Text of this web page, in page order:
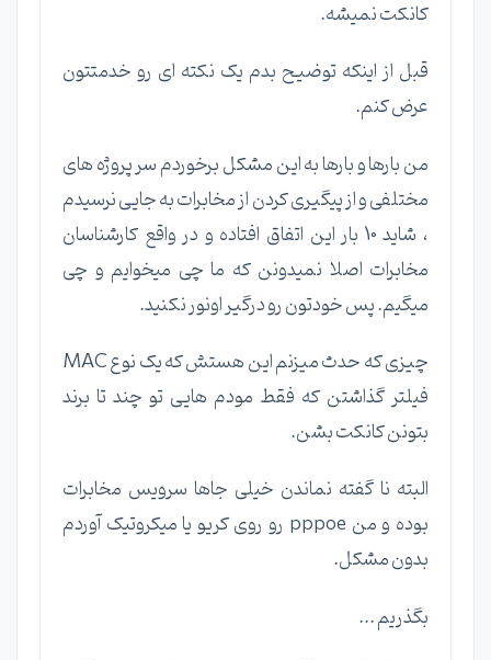
کانکت نمیشه.
قبل از اینکه توضیح بدم یک نکته ای رو خدمتتون
عرض کنم.
من بارها و بارها به این مشکل برخوردم سر پروژه های
مختلفی و از پیگیری کردن از مخابرات به جایی نرسیدم
، شاید 10 بار این اتفاق افتاده و در واقع کارشناسان
مخابرات اصلا نمیدونن که ما چی میخوایم و چی
میگیم. پس خودتون رو درگیر اونور نکنید.
چیزی که حدث میزنم این هستش که یک نوع MAC
فیلتر گذاشتن که فقط مودم هایی تو چند تا برند
بتونن کانکت بشن.
البته نا گفته نماندن خیلی جاها سرویس مخابرات
بوده و من pppoe رو روی کریو یا میکروتیک آوردم
بدون مشکل.
بگذریم ...